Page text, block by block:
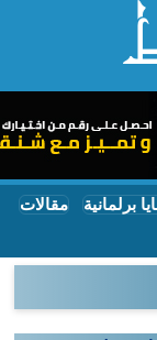
برلمانية مقالات